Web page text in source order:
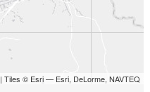
| Tiles © Esri — Esri, DeLorme, NAVTEQ